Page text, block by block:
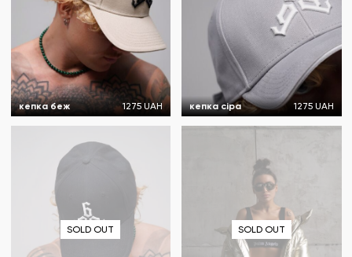
кепка беж 1275 UAH кепка сіра 1275 UAH
SOLD OUT SOLD OUT